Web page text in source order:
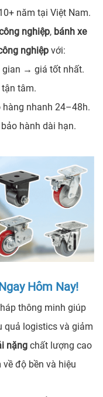
năm tại Việt Nam.
nghiệp, bánh xe
nghiệp với:
gian → giá tốt nhất.
tâm.
hàng nhanh 24–48h.
hành dài hạn.
Hôm Nay!
thông minh giúp
quả logistics và giảm
nặng chất lượng cao
độ bền và hiệu